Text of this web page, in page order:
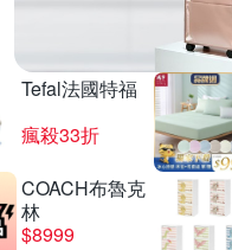
Tefal法國特福
瘋殺33折
COACH布魯克
林
$8999